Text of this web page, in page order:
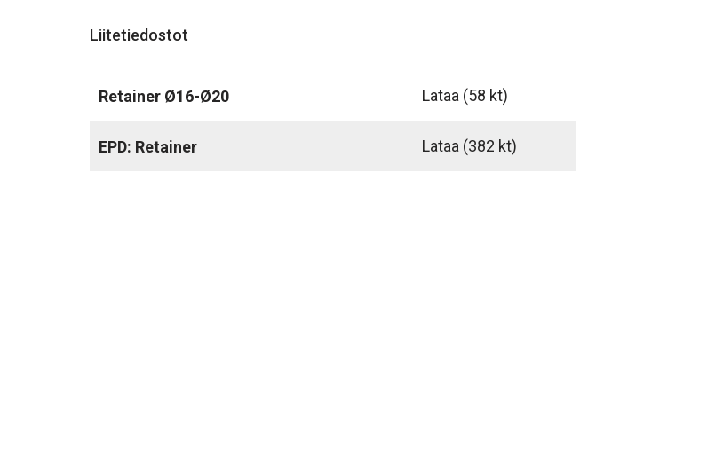
Liitetiedostot
Retainer Ø16-Ø20 Lataa (58 kt)
EPD: Retainer Lataa (382 kt)